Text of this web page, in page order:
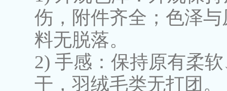
伤，附件齐全；色泽
料无脱落。
2) 手感：保持原有柔
干，羽绒毛类无打团。